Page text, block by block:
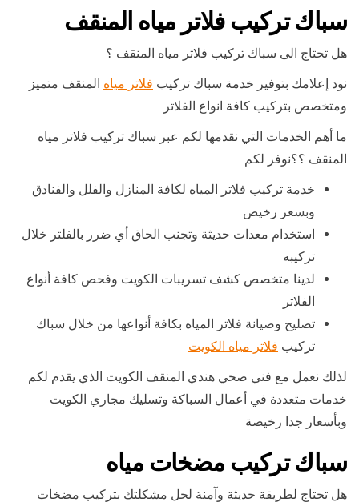
سباك تركيب فلاتر مياه المنقف
هل تحتاج الى سباك تركيب فلاتر مياه المنقف ؟
نود إعلامك بتوفير خدمة سباك تركيب فلاتر مياه المنقف متميز
ومتخصص بتركيب كافة انواع الفلاتر
ما أهم الخدمات التي نقدمها لكم عبر سباك تركيب فلاتر مياه
المنقف ؟؟نوفر لكم
خدمة تركيب فلاتر المياه لكافة المنازل والفلل والفنادق
وبسعر رخيص
استخدام معدات حديثة وتجنب الحاق أي ضرر بالفلتر خلال
تركيبه
لدينا متخصص كشف تسريبات الكويت وفحص كافة أنواع
الفلاتر
تصليح وصيانة فلاتر المياه بكافة أنواعها من خلال سباك
تركيب فلاتر مياه الكويت
لذلك نعمل مع فني صحي هندي المنقف الكويت الذي يقدم لكم
خدمات متعددة في أعمال السباكة وتسليك مجاري الكويت
وبأسعار جدا رخيصة
سباك تركيب مضخات مياه
هل تحتاج لطريقة حديثة وآمنة لحل مشكلتك بتركيب مضخات